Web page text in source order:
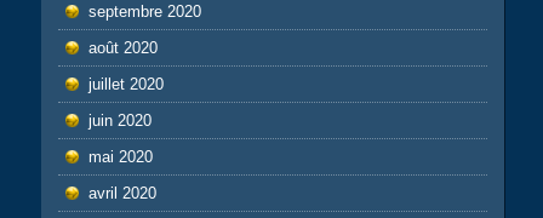
septembre 2020
août 2020
juillet 2020
juin 2020
mai 2020
avril 2020